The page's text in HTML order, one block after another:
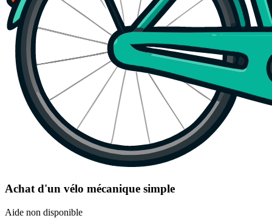
Achat d'un vélo mécanique simple
Aide non disponible